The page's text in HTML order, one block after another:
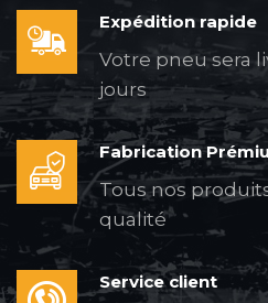
Expédition rapide
Votre pneu sera
jours
Fabrication
Tous nos
qualité
Service client